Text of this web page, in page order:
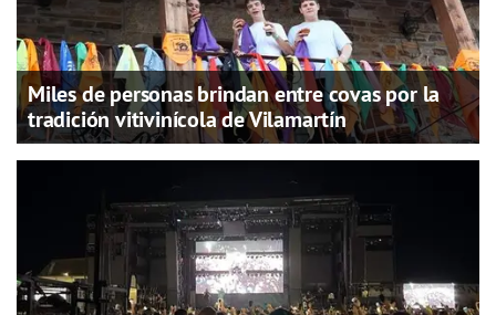
Miles de personas brindan entre covas por la
tradición vitivinícola de Vilamartín